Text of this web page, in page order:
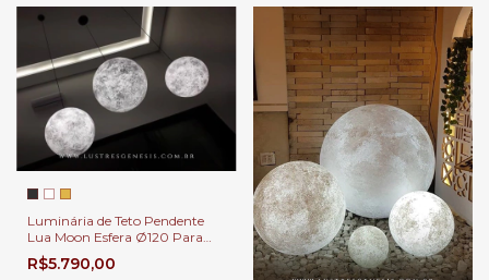
Luminária de Teto Pendente
Lua Moon Esfera Ø120 Para
Escadas e Salas Pé direito
Duplo e Alto.
R$5.790,00